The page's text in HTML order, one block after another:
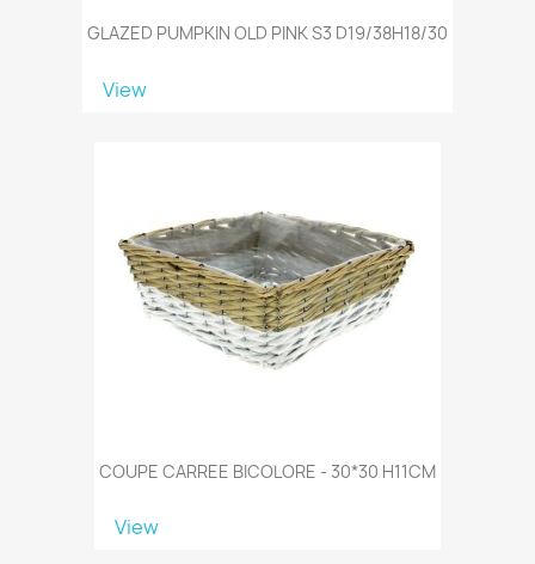
GLAZED PUMPKIN OLD PINK S3 D19/38H18/30
View
COUPE CARREE BICOLORE - 30*30 H11CM
View